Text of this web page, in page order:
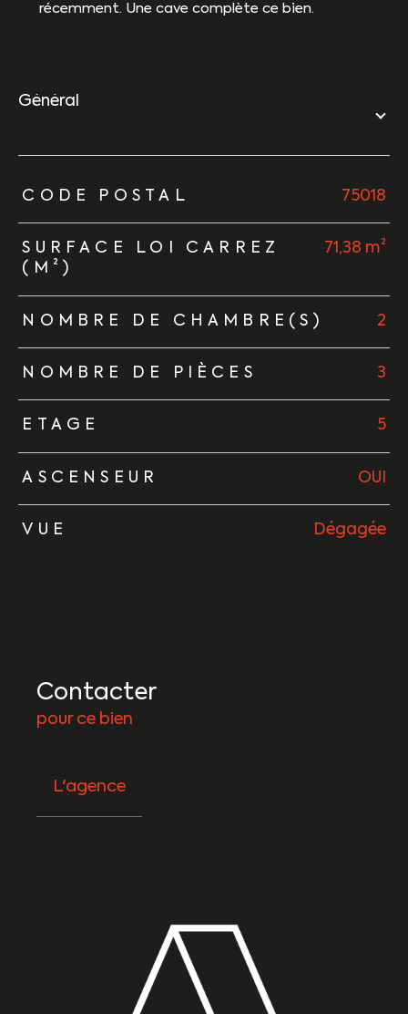
récemment. Une cave complète ce bien.
général
TRAD_ZEPHYR_Caracteristique TRAD_ZEPHYR_Valeurs
CODE POSTAL 75018
SURFACE LOI CARREZ
(M²)
71,38 m²
NOMBRE DE CHAMBRE(S) 2
NOMBRE DE PIÈCES 3
ETAGE 5
ASCENSEUR OUI
VUE Dégagée
Contacter
pour ce bien
L'agence